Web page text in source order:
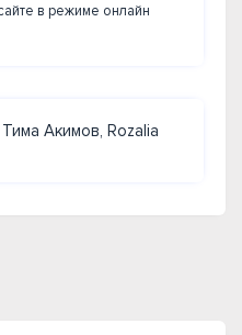
в режиме онлайн
Акимов, Rozalia